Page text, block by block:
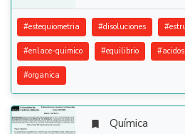
#estequiometria #disoluciones #
#enlace-quimico #equilibrio #
#organica
 Química